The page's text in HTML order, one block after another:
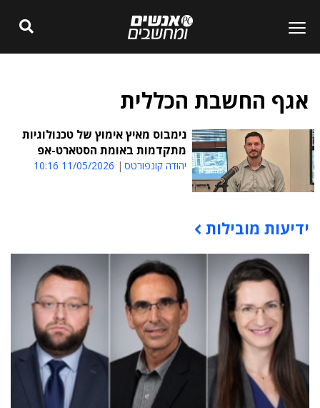
אגף החשבת הכללית
נימבוס מאיץ אימוץ של טכנולוגיות
מתקדמות באומת הסטארט-אפ
יהודה קונפורטס 11/05/2026 10:16
תוכן פרסומי
ידיעות מובילות